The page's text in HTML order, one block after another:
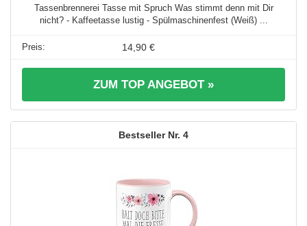
Tassenbrennerei Tasse mit Spruch Was stimmt denn mit Dir
nicht? - Kaffeetasse lustig - Spülmaschinenfest (Weiß) ...
14,90 €
ZUM TOP ANGEBOT »
4